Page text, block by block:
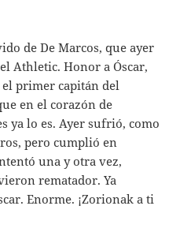
de De Marcos, que ayer
Athletic. Honor a Óscar,
primer capitán del
en el corazón de
ya lo es. Ayer sufrió, como
pero cumplió en
una y otra vez,
rematador. Ya
Enorme. ¡Zorionak a ti